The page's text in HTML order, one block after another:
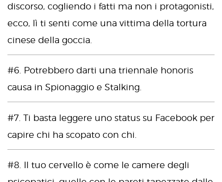
discorso, cogliendo i fatti ma non i protagonisti,
ecco, lì ti senti come una vittima della tortura
cinese della goccia.
#6. Potrebbero darti una triennale honoris
causa in Spionaggio e Stalking.
#7. Ti basta leggere uno status su Facebook per
capire chi ha scopato con chi.
#8. Il tuo cervello è come le camere degli